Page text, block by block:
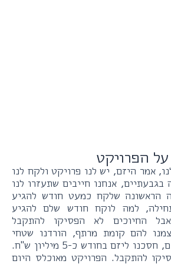
על הפרויקט
אמר היזם, יש לנו פרויקט ולקח לנו
בגבעתיים, אנחנו חייבים שתעזרו לנו
הראשונה שלקח כמעט חודש להגיע
למה לוקח חודש שלם להגיע
החיוכים לא הפסיקו להתקבל
להם קומת מרתף, הורדנו שטחי
שירות שתוכננו לחינם, חסכנו ליזם בחודש כ-5 מיליון ש"ח.
להתקבל. הפרויקט מאוכלס היום